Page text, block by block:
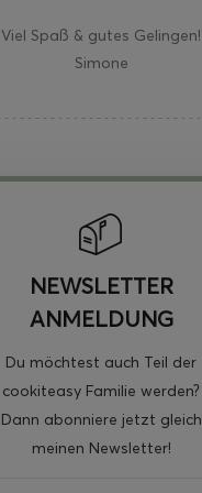
Viel Spaß & gutes Gelingen!
Simone
NEWSLETTER
ANMELDUNG
Du möchtest auch Teil der
cookiteasy Familie werden?
Dann abonniere jetzt gleich
meinen Newsletter!